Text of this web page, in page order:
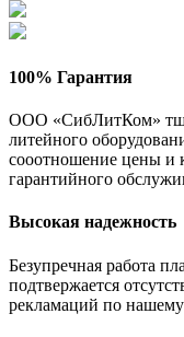
100% Гарантия
ООО «СибЛитКом»
литейного
сооотношение цены и
гарантийного
Высокая надежность
Безупречная работа
подтвержается
рекламаций по